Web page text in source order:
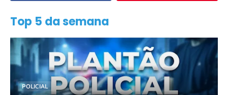
Top 5 da semana
POLICIAL